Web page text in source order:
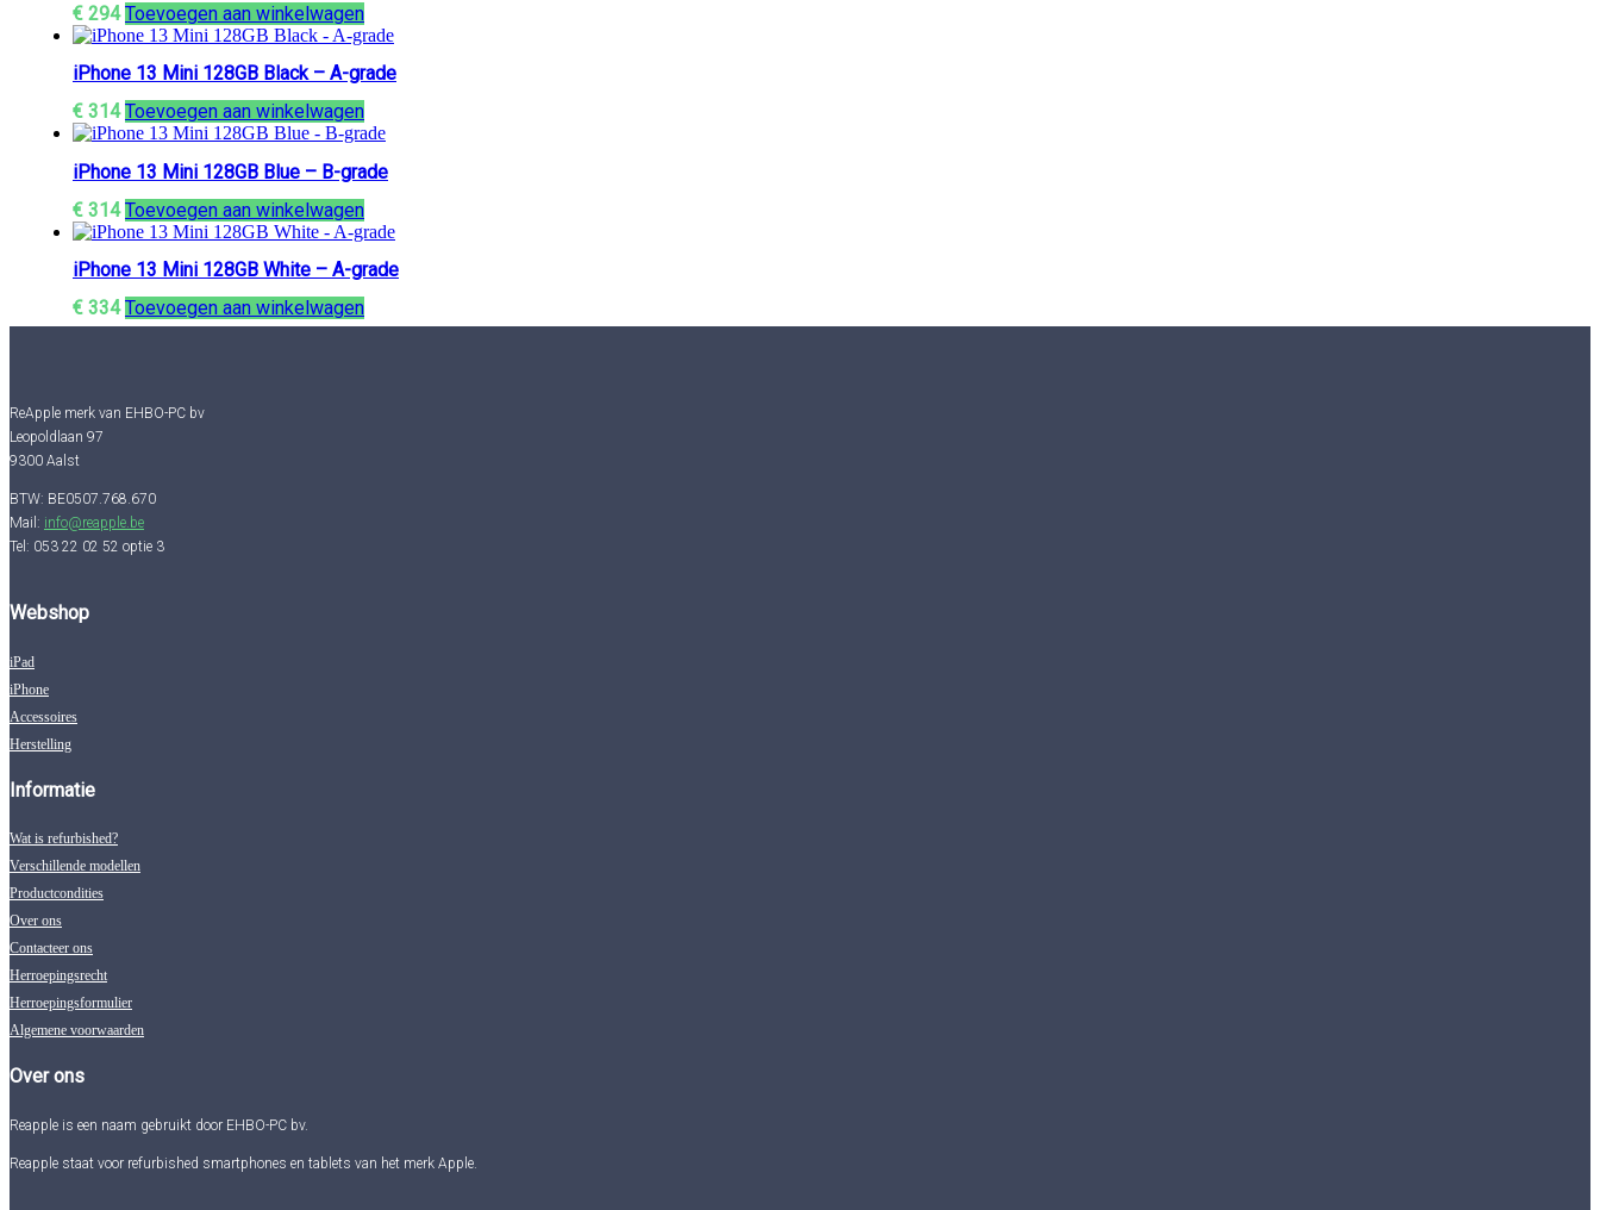
€ 294 Toevoegen aan winkelwagen
iPhone 13 Mini 128GB Black – A-grade
€ 314 Toevoegen aan winkelwagen
iPhone 13 Mini 128GB Blue – B-grade
€ 314 Toevoegen aan winkelwagen
iPhone 13 Mini 128GB White – A-grade
€ 334 Toevoegen aan winkelwagen
ReApple merk van EHBO-PC bv
Leopoldlaan 97
9300 Aalst
BTW: BE0507.768.670
Mail: info@reapple.be
Tel: 053 22 02 52 optie 3
Webshop
iPad
iPhone
Accessoires
Herstelling
Informatie
Wat is refurbished?
Verschillende modellen
Productcondities
Over ons
Contacteer ons
Herroepingsrecht
Herroepingsformulier
Algemene voorwaarden
Over ons
Reapple is een naam gebruikt door EHBO-PC bv.
Reapple staat voor refurbished smartphones en tablets van het merk Apple.